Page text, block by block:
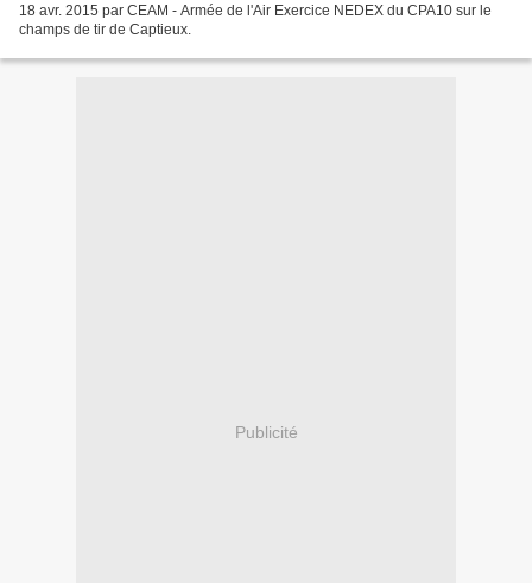
18 avr. 2015 par CEAM - Armée de l'Air Exercice NEDEX du CPA10 sur le
champs de tir de Captieux.
Publicité